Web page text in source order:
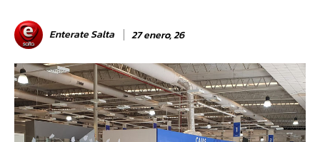
Enterate Salta 27 enero, 26